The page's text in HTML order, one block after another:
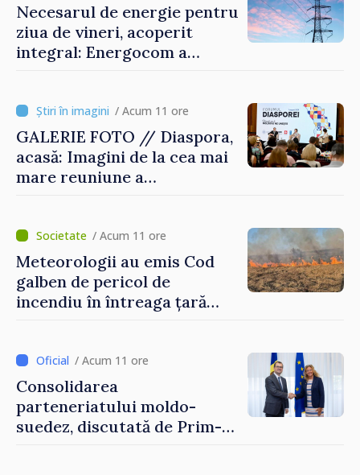
Necesarul de energie pentru
ziua de vineri, acoperit
integral: Energocom a
/ Acum 11 ore
GALERIE FOTO // Diaspora,
acasă: Imagini de la cea mai
mare reuniune a
/ Acum 11 ore
Meteorologii au emis Cod
galben de pericol de
incendiu în întreaga țară
/ Acum 11 ore
Consolidarea
parteneriatului moldo-
suedez, discutată de Prim-